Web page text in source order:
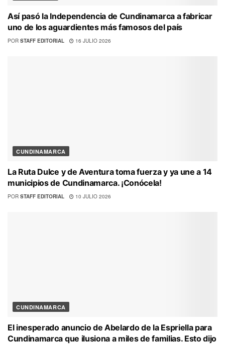
Así pasó la Independencia de Cundinamarca a fabricar
uno de los aguardientes más famosos del país
POR STAFF EDITORIAL 16 JULIO 2026
CUNDINAMARCA
La Ruta Dulce y de Aventura toma fuerza y ya une a 14
municipios de Cundinamarca. ¡Conócela!
POR STAFF EDITORIAL 10 JULIO 2026
CUNDINAMARCA
El inesperado anuncio de Abelardo de la Espriella para
Cundinamarca que ilusiona a miles de familias. Esto dijo